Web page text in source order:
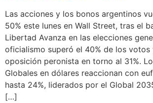
Las acciones y los bonos argentinos
50% este lunes en Wall Street, tras el
Libertad Avanza en las elecciones
oficialismo superó el 40% de los votos
oposición peronista en torno al 31%.
Globales en dólares reaccionan con
hasta 24%, liderados por el Global
[…]